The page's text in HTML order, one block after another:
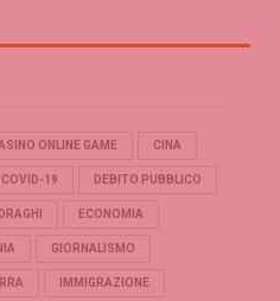
ONLINE GAME CINA
COVID-19 DEBITO PUBBLICO
DRAGHI ECONOMIA
GIORNALISMO
IMMIGRAZIONE